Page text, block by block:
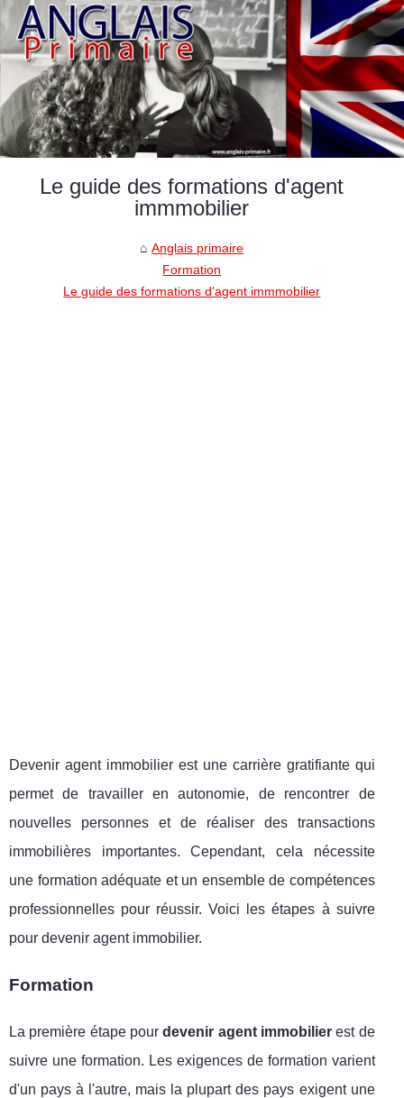
Le guide des formations d'agent
immmobilier
Anglais primaire
Formation
Le guide des formations d'agent immmobilier
Devenir agent immobilier est une carrière gratifiante qui
permet de travailler en autonomie, de rencontrer de
nouvelles personnes et de réaliser des transactions
immobilières importantes. Cependant, cela nécessite
une formation adéquate et un ensemble de compétences
professionnelles pour réussir. Voici les étapes à suivre
pour devenir agent immobilier.
Formation
La première étape pourdevenir agent immobilierest de
suivre une formation. Les exigences de formation varient
d'un pays à l'autre, mais la plupart des pays exigent une